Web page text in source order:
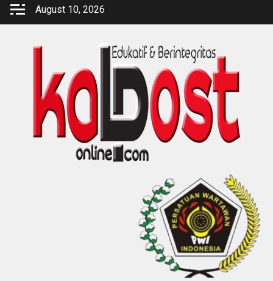
Skip
August 10, 2026